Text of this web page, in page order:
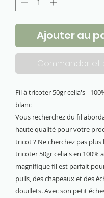
Ajouter au
Commander et
Fil à tricoter 50gr celia's -
blanc
Vous recherchez du fil
haute qualité pour votre
tricot ? Ne cherchez pas plus
tricoter 50gr celia's en 100%
magnifique fil est parfait
pulls, des chapeaux et des
douillets. Avec son petit